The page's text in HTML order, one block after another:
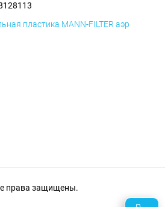
пластика MANN-FILTER аэр
права защищены.